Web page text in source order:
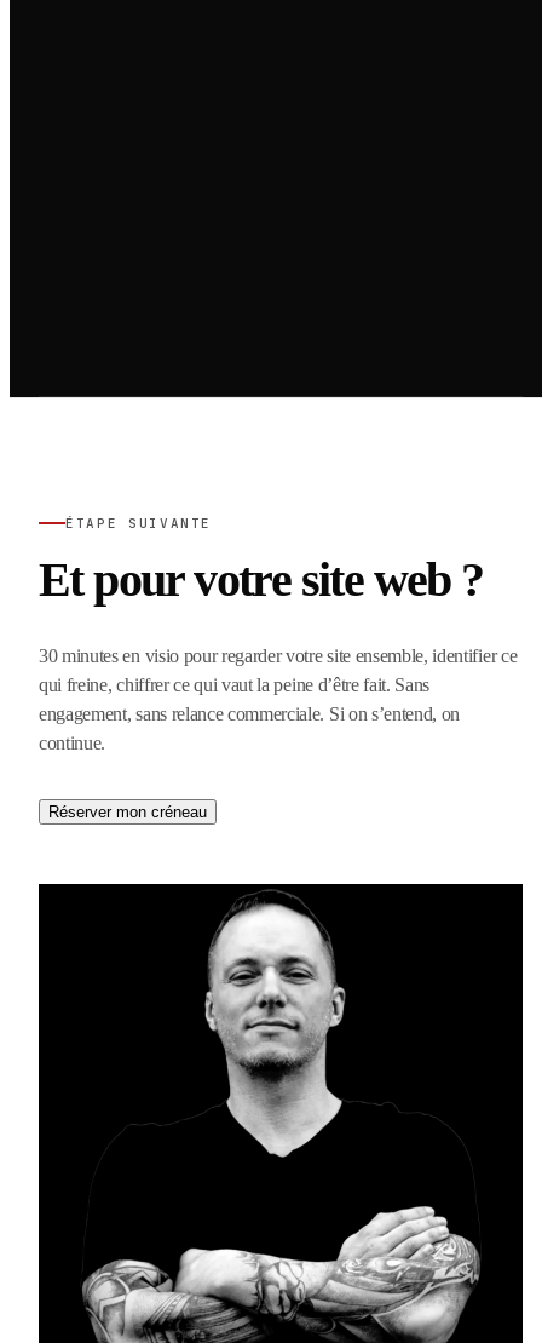
ÉTAPE SUIVANTE
Et pour votre site web ?
30 minutes en visio pour regarder votre site ensemble, identifier ce
qui freine, chiffrer ce qui vaut la peine d’être fait. Sans
engagement, sans relance commerciale. Si on s’entend, on
continue.
Réserver mon créneau